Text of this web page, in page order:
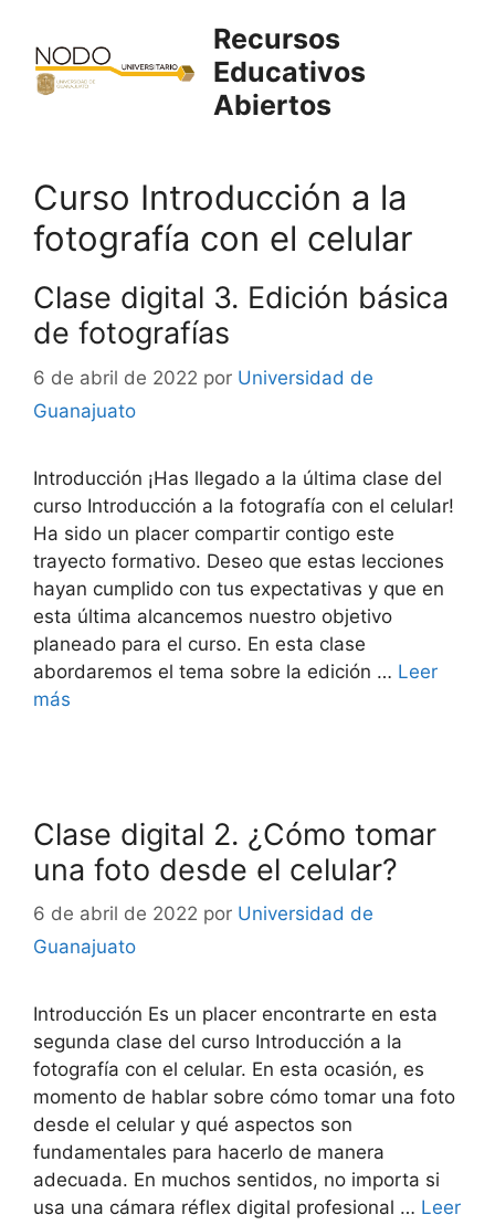
contenido
Recursos
Educativos
Abiertos
Curso Introducción a la
fotografía con el celular
Clase digital 3. Edición básica
de fotografías
6 de abril de 2022 por Universidad de
Guanajuato
Introducción ¡Has llegado a la última clase del
curso Introducción a la fotografía con el celular!
Ha sido un placer compartir contigo este
trayecto formativo. Deseo que estas lecciones
hayan cumplido con tus expectativas y que en
esta última alcancemos nuestro objetivo
planeado para el curso. En esta clase
abordaremos el tema sobre la edición … Leer
más
Clase digital 2. ¿Cómo tomar
una foto desde el celular?
6 de abril de 2022 por Universidad de
Guanajuato
Introducción Es un placer encontrarte en esta
segunda clase del curso Introducción a la
fotografía con el celular. En esta ocasión, es
momento de hablar sobre cómo tomar una foto
desde el celular y qué aspectos son
fundamentales para hacerlo de manera
adecuada. En muchos sentidos, no importa si
usa una cámara réflex digital profesional … Leer